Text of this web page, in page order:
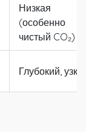
Низкая
(особенно
чистый CO₂)
Глубокий,